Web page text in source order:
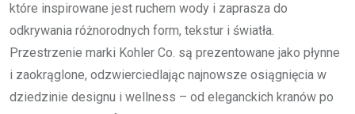
które inspirowane jest ruchem wody i zaprasza do
odkrywania różnorodnych form, tekstur i światła.
Przestrzenie marki Kohler Co. są prezentowane jako płynne
i zaokrąglone, odzwierciedlając najnowsze osiągnięcia w
dziedzinie designu i wellness – od eleganckich kranów po